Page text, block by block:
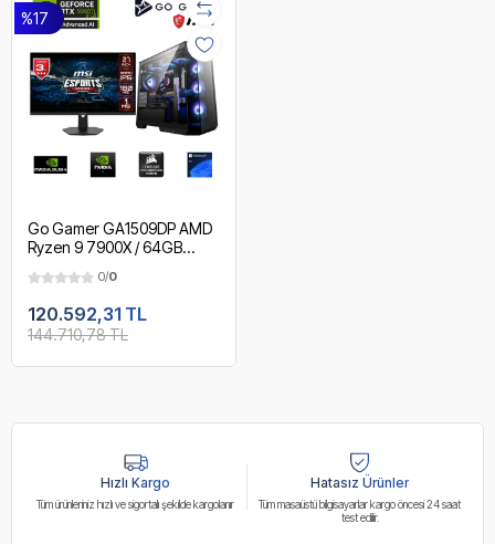
%17
Go Gamer GA1509DP AMD
Ryzen 9 7900X / 64GB
m.2 SSD / RTX 5060Ti 8GB /
240mm Sıvı Soğutma / MSI
27" 180Hz. / AMD Gaming
Paket
0/0
120.592,31 TL
144.710,78 TL
Hızlı Kargo
Tüm ürünleriniz hızlı ve sigortalı şekilde kargolanır
Hatasız Ürünler
Tüm masaüstü bilgisayarlar kargo öncesi 24 saat
test edilir.